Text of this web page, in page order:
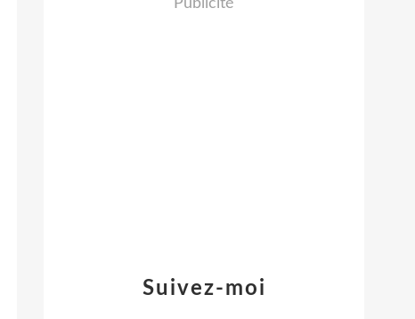
Suivez-moi
Publicité